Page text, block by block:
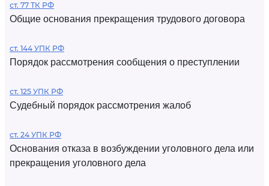
ст. 77 ТК РФ
Общие основания прекращения трудового договора
ст. 144 УПК РФ
Порядок рассмотрения сообщения о преступлении
ст. 125 УПК РФ
Судебный порядок рассмотрения жалоб
ст. 24 УПК РФ
Основания отказа в возбуждении уголовного дела или
прекращения уголовного дела